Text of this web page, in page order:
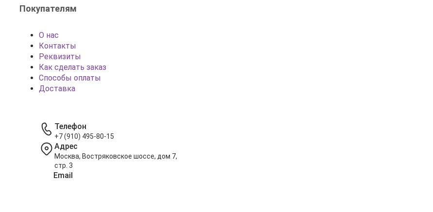
Покупателям
О нас
Контакты
Реквизиты
Как сделать заказ
Способы оплаты
Доставка
Телефон
+7 (910) 495-80-15
Адрес
Москва, Востряковское шоссе, дом 7,
стр. 3
Email